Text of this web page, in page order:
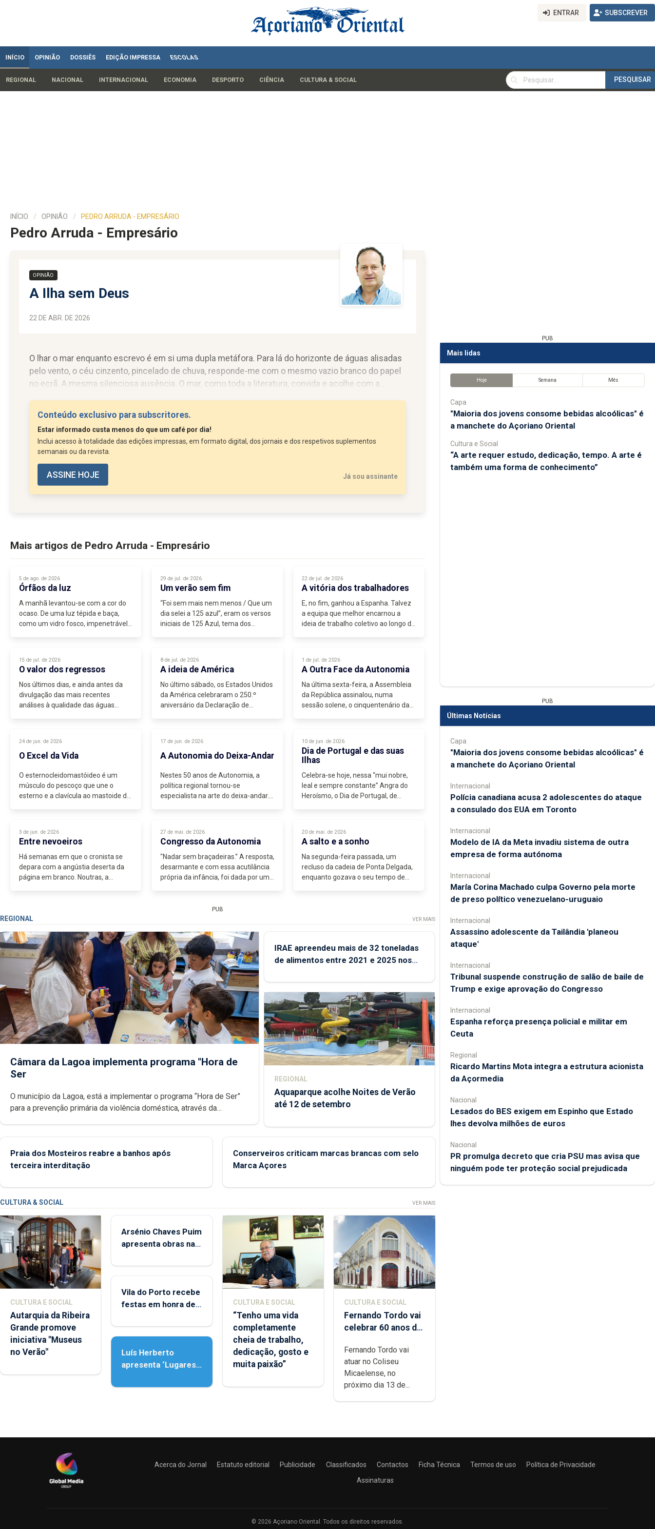
ENTRAR SUBSCREVER
INÍCIO OPINIÃO DOSSIÊS EDIÇÃO IMPRESSA ESCOLAS
REGIONAL NACIONAL INTERNACIONAL ECONOMIA DESPORTO CIÊNCIA CULTURA & SOCIAL
PESQUISAR
PESQUISAR
INÍCIO OPINIÃO PEDRO ARRUDA - EMPRESÁRIO
Pedro Arruda - Empresário
OPINIÃO
A Ilha sem Deus
22 DE ABR. DE 2026
O lhar o mar enquanto escrevo é em si uma dupla metáfora. Para lá do horizonte de águas alisadas
pelo vento, o céu cinzento, pincelado de chuva, responde-me com o mesmo vazio branco do papel
no ecrã. A mesma silenciosa ausência. O mar, como toda a literatura, convida e acolhe com a
Conteúdo exclusivo para subscritores.
Estar informado custa menos do que um café por dia!
Inclui acesso à totalidade das edições impressas, em formato digital, dos jornais e dos respetivos suplementos
semanais ou da revista.
ASSINE HOJE Já sou assinante
Mais artigos de Pedro Arruda - Empresário
5 de ago. de 2026
Órfãos da luz
A manhã levantou-se com a cor do
ocaso. De uma luz tépida e baça,
como um vidro fosco, impenetrável
29 de jul. de 2026
Um verão sem fim
“Foi sem mais nem menos / Que um
dia selei a 125 azul”, eram os versos
iniciais de 125 Azul, tema dos
22 de jul. de 2026
A vitória dos trabalhadores
E, no fim, ganhou a Espanha. Talvez
a equipa que melhor encarnou a
ideia de trabalho coletivo ao longo de
15 de jul. de 2026
O valor dos regressos
Nos últimos dias, e ainda antes da
divulgação das mais recentes
análises à qualidade das águas
autoridades...
8 de jul. de 2026
A ideia de América
No último sábado, os Estados Unidos
da América celebraram o 250.º
aniversário da Declaração de
1 de jul. de 2026
A Outra Face da Autonomia
Na última sexta-feira, a Assembleia
da República assinalou, numa
sessão solene, o cinquentenário das
cerimónia...
24 de jun. de 2026
O Excel da Vida
O esternocleidomastóideo é um
músculo do pescoço que une o
esterno e a clavícula ao mastoide do
nome ganhou...
17 de jun. de 2026
A Autonomia do Deixa-Andar
Nestes 50 anos de Autonomia, a
política regional tornou-se
especialista na arte do deixa-andar.
10 de jun. de 2026
Dia de Portugal e das suas
Ilhas
Celebra-se hoje, nessa “mui nobre,
leal e sempre constante” Angra do
Heroísmo, o Dia de Portugal, de
republicana...
3 de jun. de 2026
Entre nevoeiros
Há semanas em que o cronista se
depara com a angústia deserta da
página em branco. Noutras, a
Na...
27 de mai. de 2026
Congresso da Autonomia
"Nadar sem braçadeiras.” A resposta,
desarmante e com essa acutilância
própria da infância, foi dada por um
Tremor, um dos mais...
20 de mai. de 2026
A salto e a sonho
Na segunda-feira passada, um
recluso da cadeia de Ponta Delgada,
enquanto gozava o seu tempo de
PUB
REGIONAL VER MAIS
Câmara da Lagoa implementa programa "Hora de
Ser
O município da Lagoa, está a implementar o programa “Hora de Ser”
para a prevenção primária da violência doméstica, através da
IRAE apreendeu mais de 32 toneladas
de alimentos entre 2021 e 2025 nos
REGIONAL
Aquaparque acolhe Noites de Verão
até 12 de setembro
Praia dos Mosteiros reabre a banhos após
terceira interditação
Conserveiros criticam marcas brancas com selo
Marca Açores
CULTURA & SOCIAL VER MAIS
CULTURA E SOCIAL
Autarquia da Ribeira
Grande promove
iniciativa "Museus
no Verão"
Arsénio Chaves Puim
apresenta obras na
Porto
Vila do Porto recebe
festas em honra de
Assunção
Luís Herberto
apresenta ‘Lugares
CULTURA E SOCIAL
“Tenho uma vida
completamente
cheia de trabalho,
dedicação, gosto e
muita paixão”
CULTURA E SOCIAL
Fernando Tordo vai
celebrar 60 anos de
Micaelense
Fernando Tordo vai
atuar no Coliseu
Micaelense, no
próximo dia 13 de...
PUB
Mais lidas
Hoje Semana Mês
Capa
"Maioria dos jovens consome bebidas alcoólicas" é
a manchete do Açoriano Oriental
Cultura e Social
“A arte requer estudo, dedicação, tempo. A arte é
também uma forma de conhecimento”
PUB
Últimas Notícias
Capa
"Maioria dos jovens consome bebidas alcoólicas" é
a manchete do Açoriano Oriental
Internacional
Polícia canadiana acusa 2 adolescentes do ataque
a consulado dos EUA em Toronto
Internacional
Modelo de IA da Meta invadiu sistema de outra
empresa de forma autónoma
Internacional
María Corina Machado culpa Governo pela morte
de preso político venezuelano-uruguaio
Internacional
Assassino adolescente da Tailândia 'planeou
ataque'
Internacional
Tribunal suspende construção de salão de baile de
Trump e exige aprovação do Congresso
Internacional
Espanha reforça presença policial e militar em
Ceuta
Regional
Ricardo Martins Mota integra a estrutura acionista
da Açormedia
Nacional
Lesados do BES exigem em Espinho que Estado
lhes devolva milhões de euros
Nacional
PR promulga decreto que cria PSU mas avisa que
ninguém pode ter proteção social prejudicada
Acerca do Jornal Estatuto editorial Publicidade Classificados Contactos Ficha Técnica Termos de uso
Política de Privacidade
Assinaturas
© 2026 Açoriano Oriental. Todos os direitos reservados.